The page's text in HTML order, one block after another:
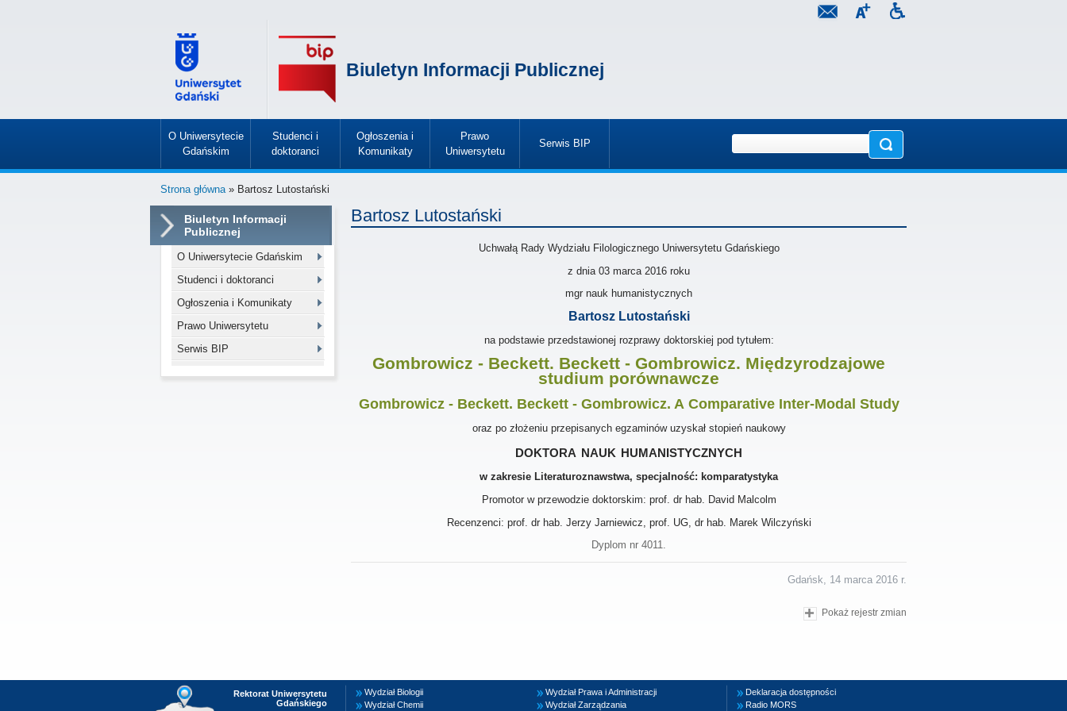
Biuletyn Informacji Publicznej
O Uniwersytecie
Gdańskim
»
Studenci i
doktoranci
»
Ogłoszenia i
Komunikaty
»
Prawo
Uniwersytetu
»
Serwis BIP
»
Strona główna» Bartosz Lutostański
Biuletyn Informacji
Publicznej
O Uniwersytecie Gdańskim
Studenci i doktoranci
Ogłoszenia i Komunikaty
Prawo Uniwersytetu
Serwis BIP
Bartosz Lutostański
Uchwałą Rady Wydziału Filologicznego Uniwersytetu Gdańskiego
z dnia 03 marca 2016 roku
mgr nauk humanistycznych
Bartosz Lutostański
na podstawie przedstawionej rozprawy doktorskiej pod tytułem:
Gombrowicz - Beckett. Beckett - Gombrowicz. Międzyrodzajowe
studium porównawcze
Gombrowicz - Beckett. Beckett - Gombrowicz. A Comparative Inter-Modal Study
oraz po złożeniu przepisanych egzaminów uzyskał stopień naukowy
doktora nauk humanistycznych
w zakresie Literaturoznawstwa, specjalność: komparatystyka
Promotor w przewodzie doktorskim: prof. dr hab. David Malcolm
Recenzenci: prof. dr hab. Jerzy Jarniewicz, prof. UG, dr hab. Marek Wilczyński
Dyplom nr 4011.
Gdańsk, 14 marca 2016 r.
Pokaż rejestr zmian
Rektorat Uniwersytetu
Gdańskiego
Wydział Biologii
Wydział Chemii
Wydział Prawa i Administracji
Wydział Zarządzania
Deklaracja dostępności
Radio MORS